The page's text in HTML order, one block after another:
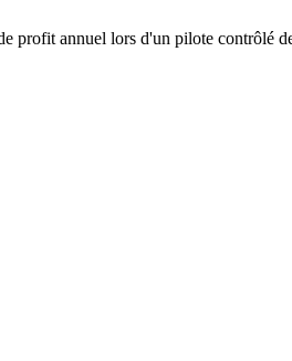
annuel lors d'un pilote contrôlé